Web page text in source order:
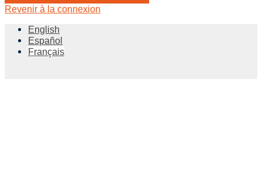
Revenir à la connexion
English
Español
Français